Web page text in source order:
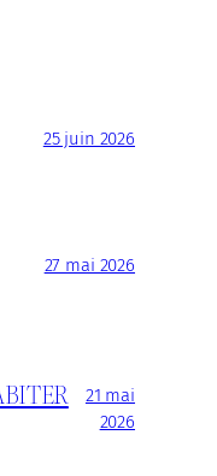
25 juin 2026
27 mai 2026
21 mai
2026